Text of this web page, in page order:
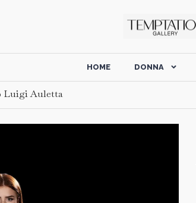
HOME DONNA
Luigi Auletta